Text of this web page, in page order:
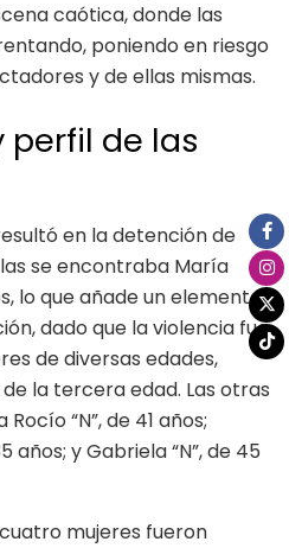
caótica, donde las
poniendo en riesgo
y de ellas mismas.
perfil de las
en la detención de
se encontraba María
lo que añade un elemento
dado que la violencia fue
de diversas edades,
la tercera edad. Las otras
“N”, de 41 años;
años; y Gabriela “N”, de 45
mujeres fueron